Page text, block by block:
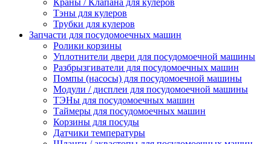
Краны / Клапана для кулеров
Тэны для кулеров
Трубки для кулеров
Запчасти для посудомоечных машин
Ролики корзины
Уплотнители двери для посудомоечной машины
Разбрызгиватели для посудомоечных машин
Помпы (насосы) для посудомоечной машины
Модули / дисплеи для посудомоечной машины
ТЭНы для посудомоечных машин
Таймеры для посудомоечных машин
Корзины для посуды
Датчики температуры